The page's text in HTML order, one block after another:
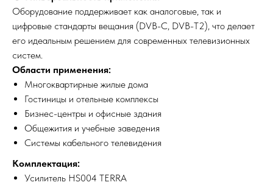
Оборудование поддерживает как аналоговые, так и
цифровые стандарты вещания (DVB-C, DVB-T2), что делает
его идеальным решением для современных телевизионных
систем.
Области применения:
Многоквартирные жилые дома
Гостиницы и отельные комплексы
Бизнес-центры и офисные здания
Общежития и учебные заведения
Системы кабельного телевидения
Комплектация:
Усилитель HS004 TERRA